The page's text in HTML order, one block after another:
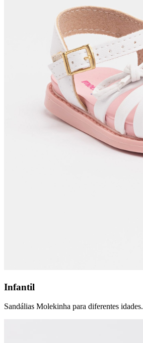
Infantil
Sandálias Molekinha para diferentes idades.